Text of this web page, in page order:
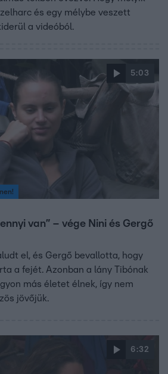
és egy mélybe veszett
a videóból.
5:03
van” – vége Nini és Gergő
el, és Gergő bevallotta, hogy
a fejét. Azonban a lány Tibónak
más életet élnek, így nem
jövőjük.
6:32